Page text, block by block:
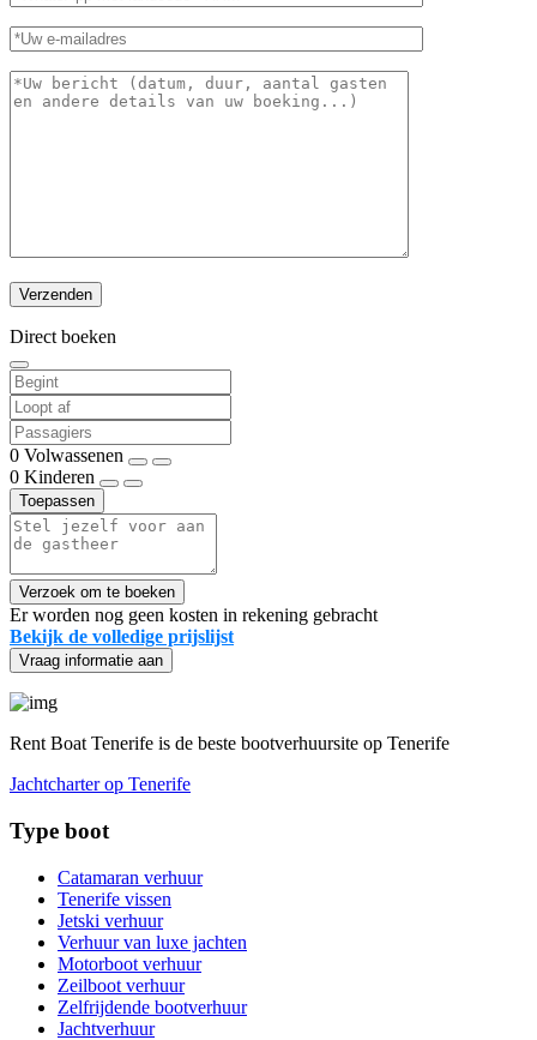
Direct boeken
0 Volwassenen
0 Kinderen
Toepassen
Verzoek om te boeken
Er worden nog geen kosten in rekening gebracht
Bekijk de volledige prijslijst
Vraag informatie aan
Rent Boat Tenerife is de beste bootverhuursite op Tenerife
Jachtcharter op Tenerife
Type boot
Catamaran verhuur
Tenerife vissen
Jetski verhuur
Verhuur van luxe jachten
Motorboot verhuur
Zeilboot verhuur
Zelfrijdende bootverhuur
Jachtverhuur